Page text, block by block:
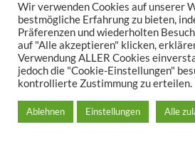
Wir verwenden Cookies auf unserer
bestmögliche Erfahrung zu bieten,
Präferenzen und wiederholten
auf "Alle akzeptieren" klicken,
Verwendung ALLER Cookies
jedoch die "Cookie-Einstellungen"
kontrollierte Zustimmung zu erteilen.
Ablehnen Einstellungen Alle